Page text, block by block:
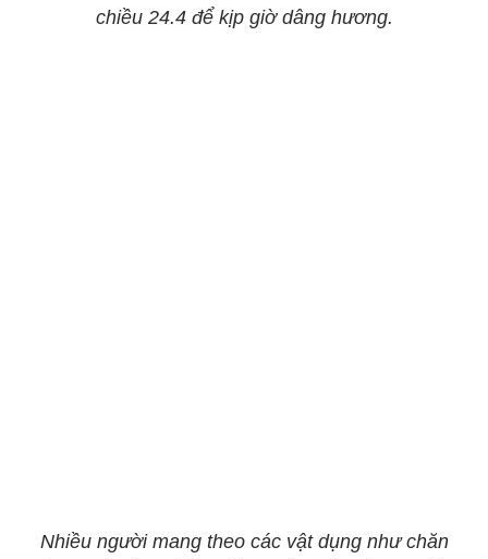
chiều 24.4 để kịp giờ dâng hương.
Nhiều người mang theo các vật dụng như chăn